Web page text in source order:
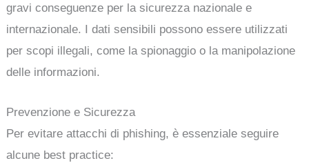
gravi conseguenze per la sicurezza nazionale e
internazionale. I dati sensibili possono essere utilizzati
per scopi illegali, come la spionaggio o la manipolazione
delle informazioni.
Prevenzione e Sicurezza
Per evitare attacchi di phishing, è essenziale seguire
alcune best practice: